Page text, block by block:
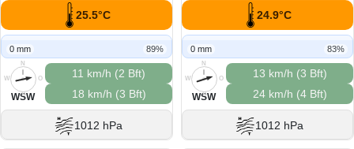
25.5°C
0 mm 89%
N
O
S
W
WSW
11 km/h (2 Bft)
18 km/h (3 Bft)
1012 hPa
24.9°C
0 mm 83%
N
O
S
W
WSW
13 km/h (3 Bft)
24 km/h (4 Bft)
1012 hPa